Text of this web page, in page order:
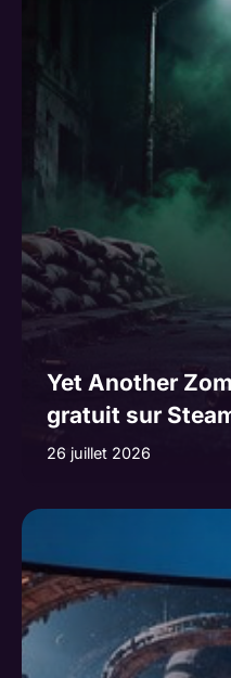
Yet Another
gratuit sur
26 juillet 2026